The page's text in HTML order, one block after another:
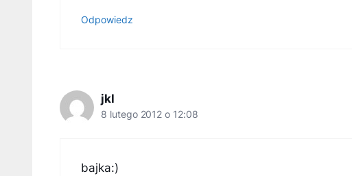
Odpowiedz
jkl
8 lutego 2012 o 12:08
bajka:)